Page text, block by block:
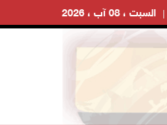
السبت ، 08 آب ، 2026